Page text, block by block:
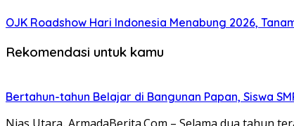
OJK Roadshow Hari Indonesia Menabung 2026,
Rekomendasi untuk kamu
Bertahun-tahun Belajar di Bangunan Papan, Siswa